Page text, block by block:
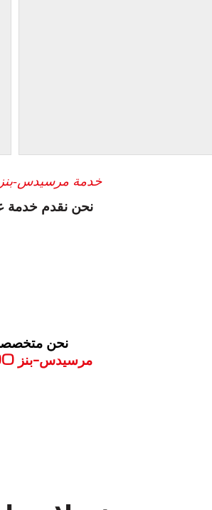
خدمة مرسيدس-بنز CLA200 دبي
نحن نقدم خدمة
نحن
مرسيدس-بنز CLA200